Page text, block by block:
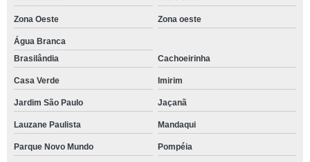
Zona Oeste Zona oeste
Água Branca
Brasilândia
Cachoeirinha
Casa Verde Imirim
Jardim São Paulo Jaçanã
Lauzane Paulista Mandaqui
Parque Novo Mundo Pompéia